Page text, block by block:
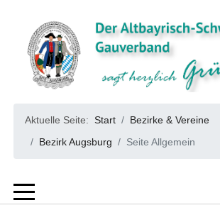
Aktuelle Seite:Start
Bezirke & Vereine
Bezirk Augsburg
Seite Allgemein